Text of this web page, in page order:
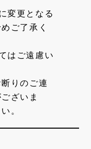
変更となる
ご了承く
はご遠慮い
りのご連
ざいま
。